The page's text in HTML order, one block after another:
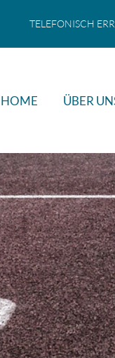
TELEFONISCH
HOME ÜBER